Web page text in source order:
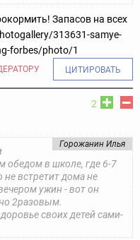
Запасов на всех
313631-samye-
forbes/photo/1
ЦИТИРОВАТЬ
2
Горожанин Илья
обедом в школе, где 6-7
не встретит дома не
ужин - вот он
2разовым.
своих детей сами-